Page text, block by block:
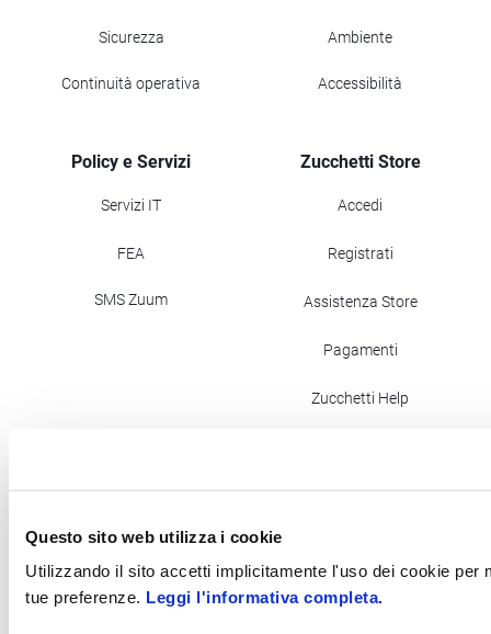
Questo sito web utilizza i cookie
Utilizzando il sito accetti implicitamente l'uso dei cookie
tue preferenze. Leggi l'informativa completa.
Sicurezza
Continuità operativa
Ambiente
Accessibilità
Policy e Servizi
Servizi IT
FEA
SMS Zuum
Zucchetti Store
Accedi
Registrati
Assistenza Store
Pagamenti
Zucchetti Help
PEC: zucchettispa@gruppozucchetti.it
Codice fatturazione elettronica: SUBM70N